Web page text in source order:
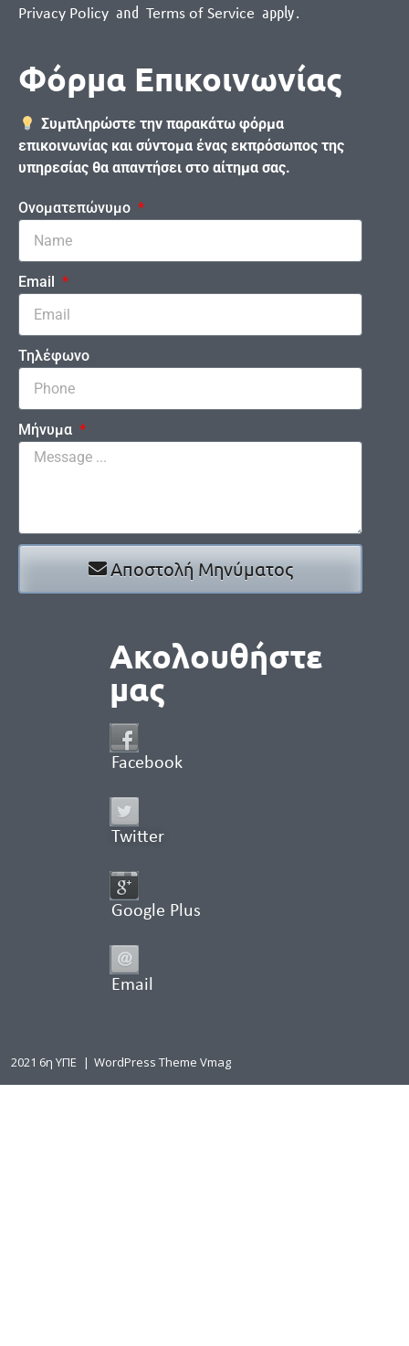
Privacy Policy and Terms of Service apply.
Φόρμα Επικοινωνίας
Συμπληρώστε την παρακάτω φόρμα
επικοινωνίας και σύντομα ένας εκπρόσωπος της
υπηρεσίας θα απαντήσει στο αίτημα σας.
Ονοματεπώνυμο
Email
Τηλέφωνο
Μήνυμα
Αποστολή Μηνύματος
Ακολουθήστε
μας
Facebook
Twitter
Google Plus
Email
2021 6η ΥΠΕ | WordPress Theme Vmag